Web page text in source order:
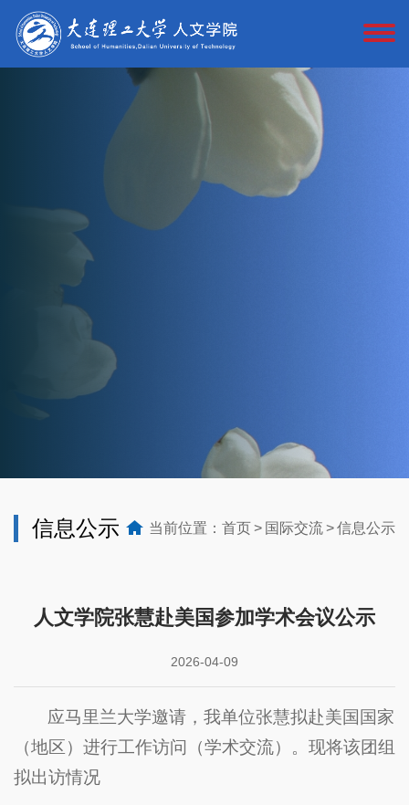
信息公示 当前位置： 首页 国际交流 信息公示
人文学院张慧赴美国参加学术会议公示
2026-04-09
应马里兰大学邀请，我单位张慧拟赴美国国家
（地区）进行工作访问（学术交流）。现将该团组
拟出访情况